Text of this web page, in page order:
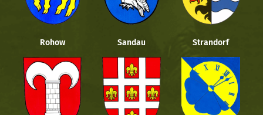
Rohow Sandau Strandorf